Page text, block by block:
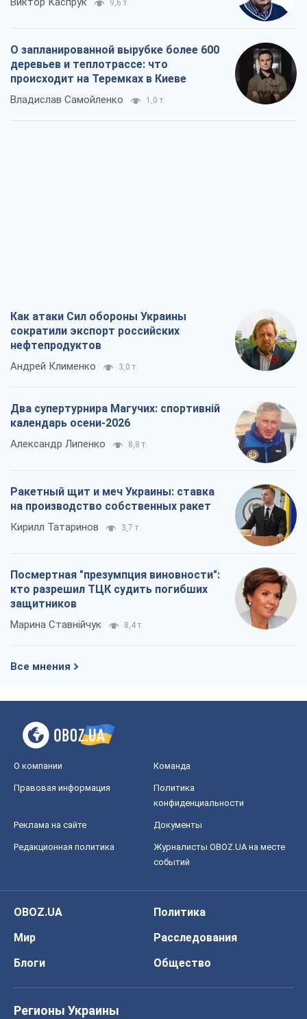
9,6 т.
О запланированной вырубке более 600
деревьев и теплотрассе: что
происходит на Теремках в Киеве
Владислав Самойленко 1,0 т.
Как атаки Сил обороны Украины
сократили экспорт российских
нефтепродуктов
Андрей Клименко 3,0 т.
Два супертурнира Магучих: спортивній
календарь осени-2026
Александр Липенко 8,8 т.
Ракетный щит и меч Украины: ставка
на производство собственных ракет
Кирилл Татаринов 3,7 т.
Посмертная "презумпция виновности":
кто разрешил ТЦК судить погибших
защитников
Марина Ставнійчук 8,4 т.
Все мнения
О компании Команда
Правовая информация
Политика
конфиденциальности
Реклама на сайте Документы
Редакционная политика
Журналисты OBOZ.UA на месте
событий
OBOZ.UA
Политика
Мир
Расследования
Блоги
Общество
Регионы Украины